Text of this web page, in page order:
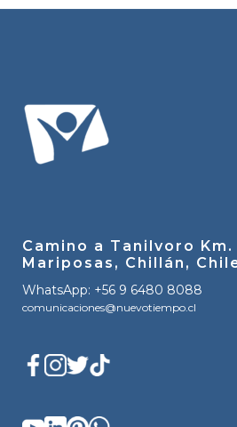
Camino a Tanilvoro Km.
Mariposas, Chillán,
WhatsApp: +56 9 6480 8088
comunicaciones@nuevotiempo.cl